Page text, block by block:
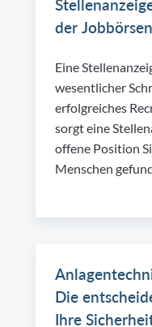
der Jobbörsen
Eine
wesentlicher
erfolgreiches
sorgt eine
offene Position
Menschen
Die
Ihre